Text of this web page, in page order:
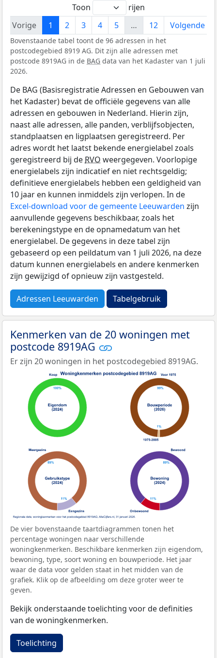
Toon
rijen
Vorige
1 2 3 4 5 … 12 Volgende
Bovenstaande tabel toont de 96 adressen in het
postcodegebied 8919 AG. Dit zijn alle adressen met
postcode 8919AG in de BAG data van het Kadaster van 1 juli
2026.
De BAG (Basisregistratie Adressen en Gebouwen van
het Kadaster) bevat de officiële gegevens van alle
adressen en gebouwen in Nederland. Hierin zijn,
naast alle adressen, alle panden, verblijfsobjecten,
standplaatsen en ligplaatsen geregistreerd. Per
adres wordt het laatst bekende energielabel zoals
geregistreerd bij de RVO weergegeven. Voorlopige
energielabels zijn indicatief en niet rechtsgeldig;
definitieve energielabels hebben een geldigheid van
10 jaar en kunnen inmiddels zijn verlopen. In de
Excel-download voor de gemeente Leeuwarden zijn
aanvullende gegevens beschikbaar, zoals het
berekeningstype en de opnamedatum van het
energielabel. De gegevens in deze tabel zijn
gebaseerd op een peildatum van 1 juli 2026, na deze
datum kunnen energielabels en andere kenmerken
zijn gewijzigd of opnieuw zijn vastgesteld.
Adressen Leeuwarden Tabelgebruik
Kenmerken van de 20 woningen met
postcode 8919AG
Er zijn 20 woningen in het postcodegebied 8919AG.
De vier bovenstaande taartdiagrammen tonen het
percentage woningen naar verschillende
woningkenmerken. Beschikbare kenmerken zijn eigendom,
bewoning, type, soort woning en bouwperiode. Het jaar
waar de data voor gelden staat in het midden van de
grafiek. Klik op de afbeelding om deze groter weer te
geven.
Bekijk onderstaande toelichting voor de definities
van de woningkenmerken.
Toelichting